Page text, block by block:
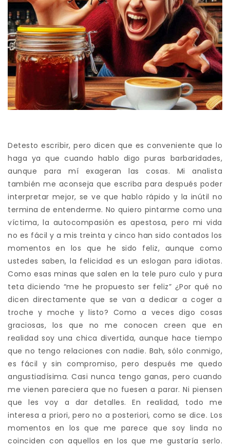
Detesto escribir, pero dicen que es conveniente que lo
haga ya que cuando hablo digo puras barbaridades,
aunque para mí exageran las cosas. Mi analista
también me aconseja que escriba para después poder
interpretar mejor, se ve que hablo rápido y la inútil no
termina de entenderme. No quiero pintarme como una
víctima, la autocompasión es apestosa, pero mi vida
no es fácil y a mis treinta y cinco han sido contados los
momentos en los que he sido feliz, aunque como
ustedes saben, la felicidad es un eslogan para idiotas.
Como esas minas que salen en la tele puro culo y pura
teta diciendo “me he propuesto ser feliz” ¿Por qué no
dicen directamente que se van a dedicar a coger a
troche y moche y listo? Como a veces digo cosas
graciosas, los que no me conocen creen que en
realidad soy una chica divertida, aunque hace tiempo
que no tengo relaciones con nadie. Bah, sólo conmigo,
es fácil y sin compromiso, pero después me quedo
angustiadísima. Casi nunca tengo ganas, pero cuando
me vienen pareciera que no fuesen a parar. Ni piensen
que les voy a dar detalles. En realidad, todo me
interesa a priori, pero no a posteriori, como se dice. Los
momentos en los que me parece que soy linda no
coinciden con aquellos en los que me gustaría serlo.